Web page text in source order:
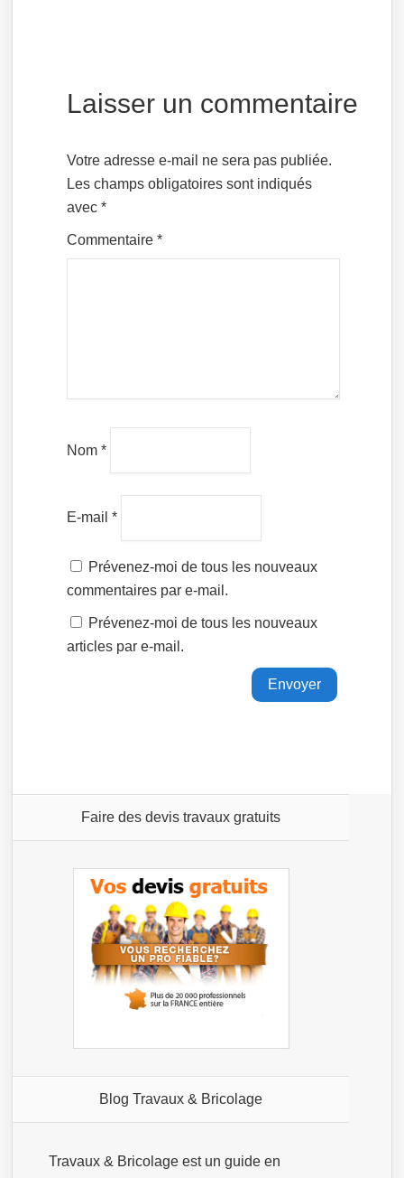
Laisser un commentaire
Votre adresse e-mail ne sera pas publiée.
Les champs obligatoires sont indiqués
avec*
Commentaire*
Nom*
E-mail*
Prévenez-moi de tous les nouveaux
commentaires par e-mail.
Prévenez-moi de tous les nouveaux
articles par e-mail.
Faire des devis travaux gratuits
Blog Travaux & Bricolage
Travaux & Bricolage est un guide en